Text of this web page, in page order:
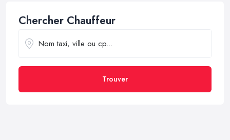
Chercher Chauffeur
Trouver